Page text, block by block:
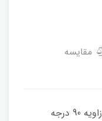
مقایسه